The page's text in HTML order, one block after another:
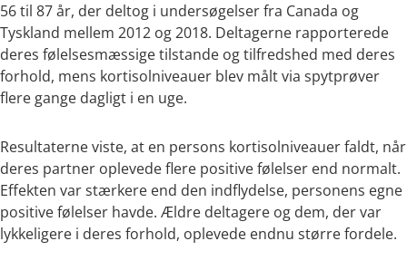
56 til 87 år, der deltog i undersøgelser fra Canada og
Tyskland mellem 2012 og 2018. Deltagerne rapporterede
deres følelsesmæssige tilstande og tilfredshed med deres
forhold, mens kortisolniveauer blev målt via spytprøver
flere gange dagligt i en uge.
Resultaterne viste, at en persons kortisolniveauer faldt, når
deres partner oplevede flere positive følelser end normalt.
Effekten var stærkere end den indflydelse, personens egne
positive følelser havde. Ældre deltagere og dem, der var
lykkeligere i deres forhold, oplevede endnu større fordele.